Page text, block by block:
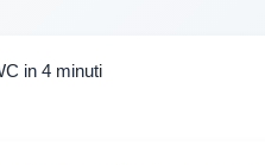
in 4 minuti